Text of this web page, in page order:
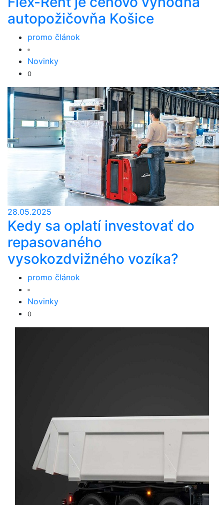
autopožičovňa Košice
promo článok
Novinky
0
28.05.2025
Kedy sa oplatí investovať do
repasovaného
vysokozdvižného vozíka?
promo článok
Novinky
0